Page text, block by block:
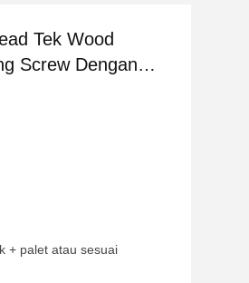
Tek Wood
Screw Dengan
+ palet atau sesuai